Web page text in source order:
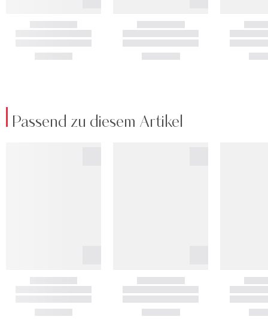
Passend zu diesem Artikel